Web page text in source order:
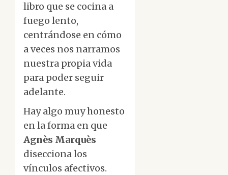
libro que se cocina a
fuego lento,
centrándose en cómo
a veces nos narramos
nuestra propia vida
para poder seguir
adelante.
Hay algo muy honesto
en la forma en que
Agnès Marquès
disecciona los
vínculos afectivos.